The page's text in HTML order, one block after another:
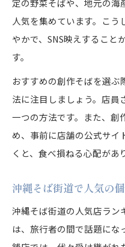
定の野菜そばや、地元の
人気を集めています。こ
やかで、SNS映えすること
す。
おすすめの創作そばを選
法に注目しましょう。店員
一つの方法です。また、創
め、事前に店舗の公式サイ
くと、食べ損ねる心配があ
沖縄そば街道で人気の
沖縄そば街道の人気店ラン
は、旅行者の間で話題にな